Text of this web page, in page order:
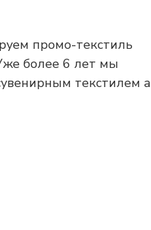
промо-текстиль
более 6 лет мы
текстилем а